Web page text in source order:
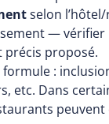
selon
— vérifier
précis proposé.
:
etc. Dans
peuvent